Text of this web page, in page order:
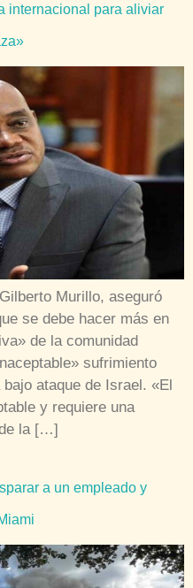
internacional para aliviar
Murillo, aseguró
se debe hacer más en
de la comunidad
sufrimiento
ataque de Israel. «El
y requiere una
la […]
a un empleado y